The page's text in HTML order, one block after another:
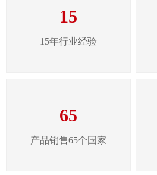
15
15年行业经验
65
产品销售65个国家